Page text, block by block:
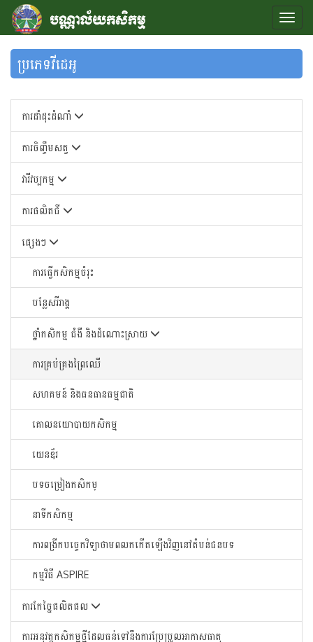
ប្រភេទវីដេអូ
ការដាំដុះដំណាំ
ការចិញ្ចឹមសត្វ
វារីវប្បកម្ម
ការផលិតជី
ផ្សេងៗ
ការធ្វើកសិកម្មចំរុះ
បន្លែសរីរាង្គ
ថ្នាំកសិកម្ម ជំងឺ និងដំណោះស្រាយ
ការគ្រប់គ្រងព្រៃឈើ
សហគមន៍ និងធនធានធម្មជាតិ
គោលនយោបាយកសិកម្ម
យេនឌ័រ
បទចម្រៀងកសិកម្
នាទីកសិកម្ម
ការពង្រីកបច្ចេកវិទ្យាថាមពលកកើតឡើងវិញនៅតំបន់ជនបទ
កម្មវិធី ASPIRE
ការកែច្នៃផលិតផល
ការអនុវត្តកសិកម្មថ្មីដែលធន់ទៅនឹងការប្រែប្រួលអាកាសធាតុ